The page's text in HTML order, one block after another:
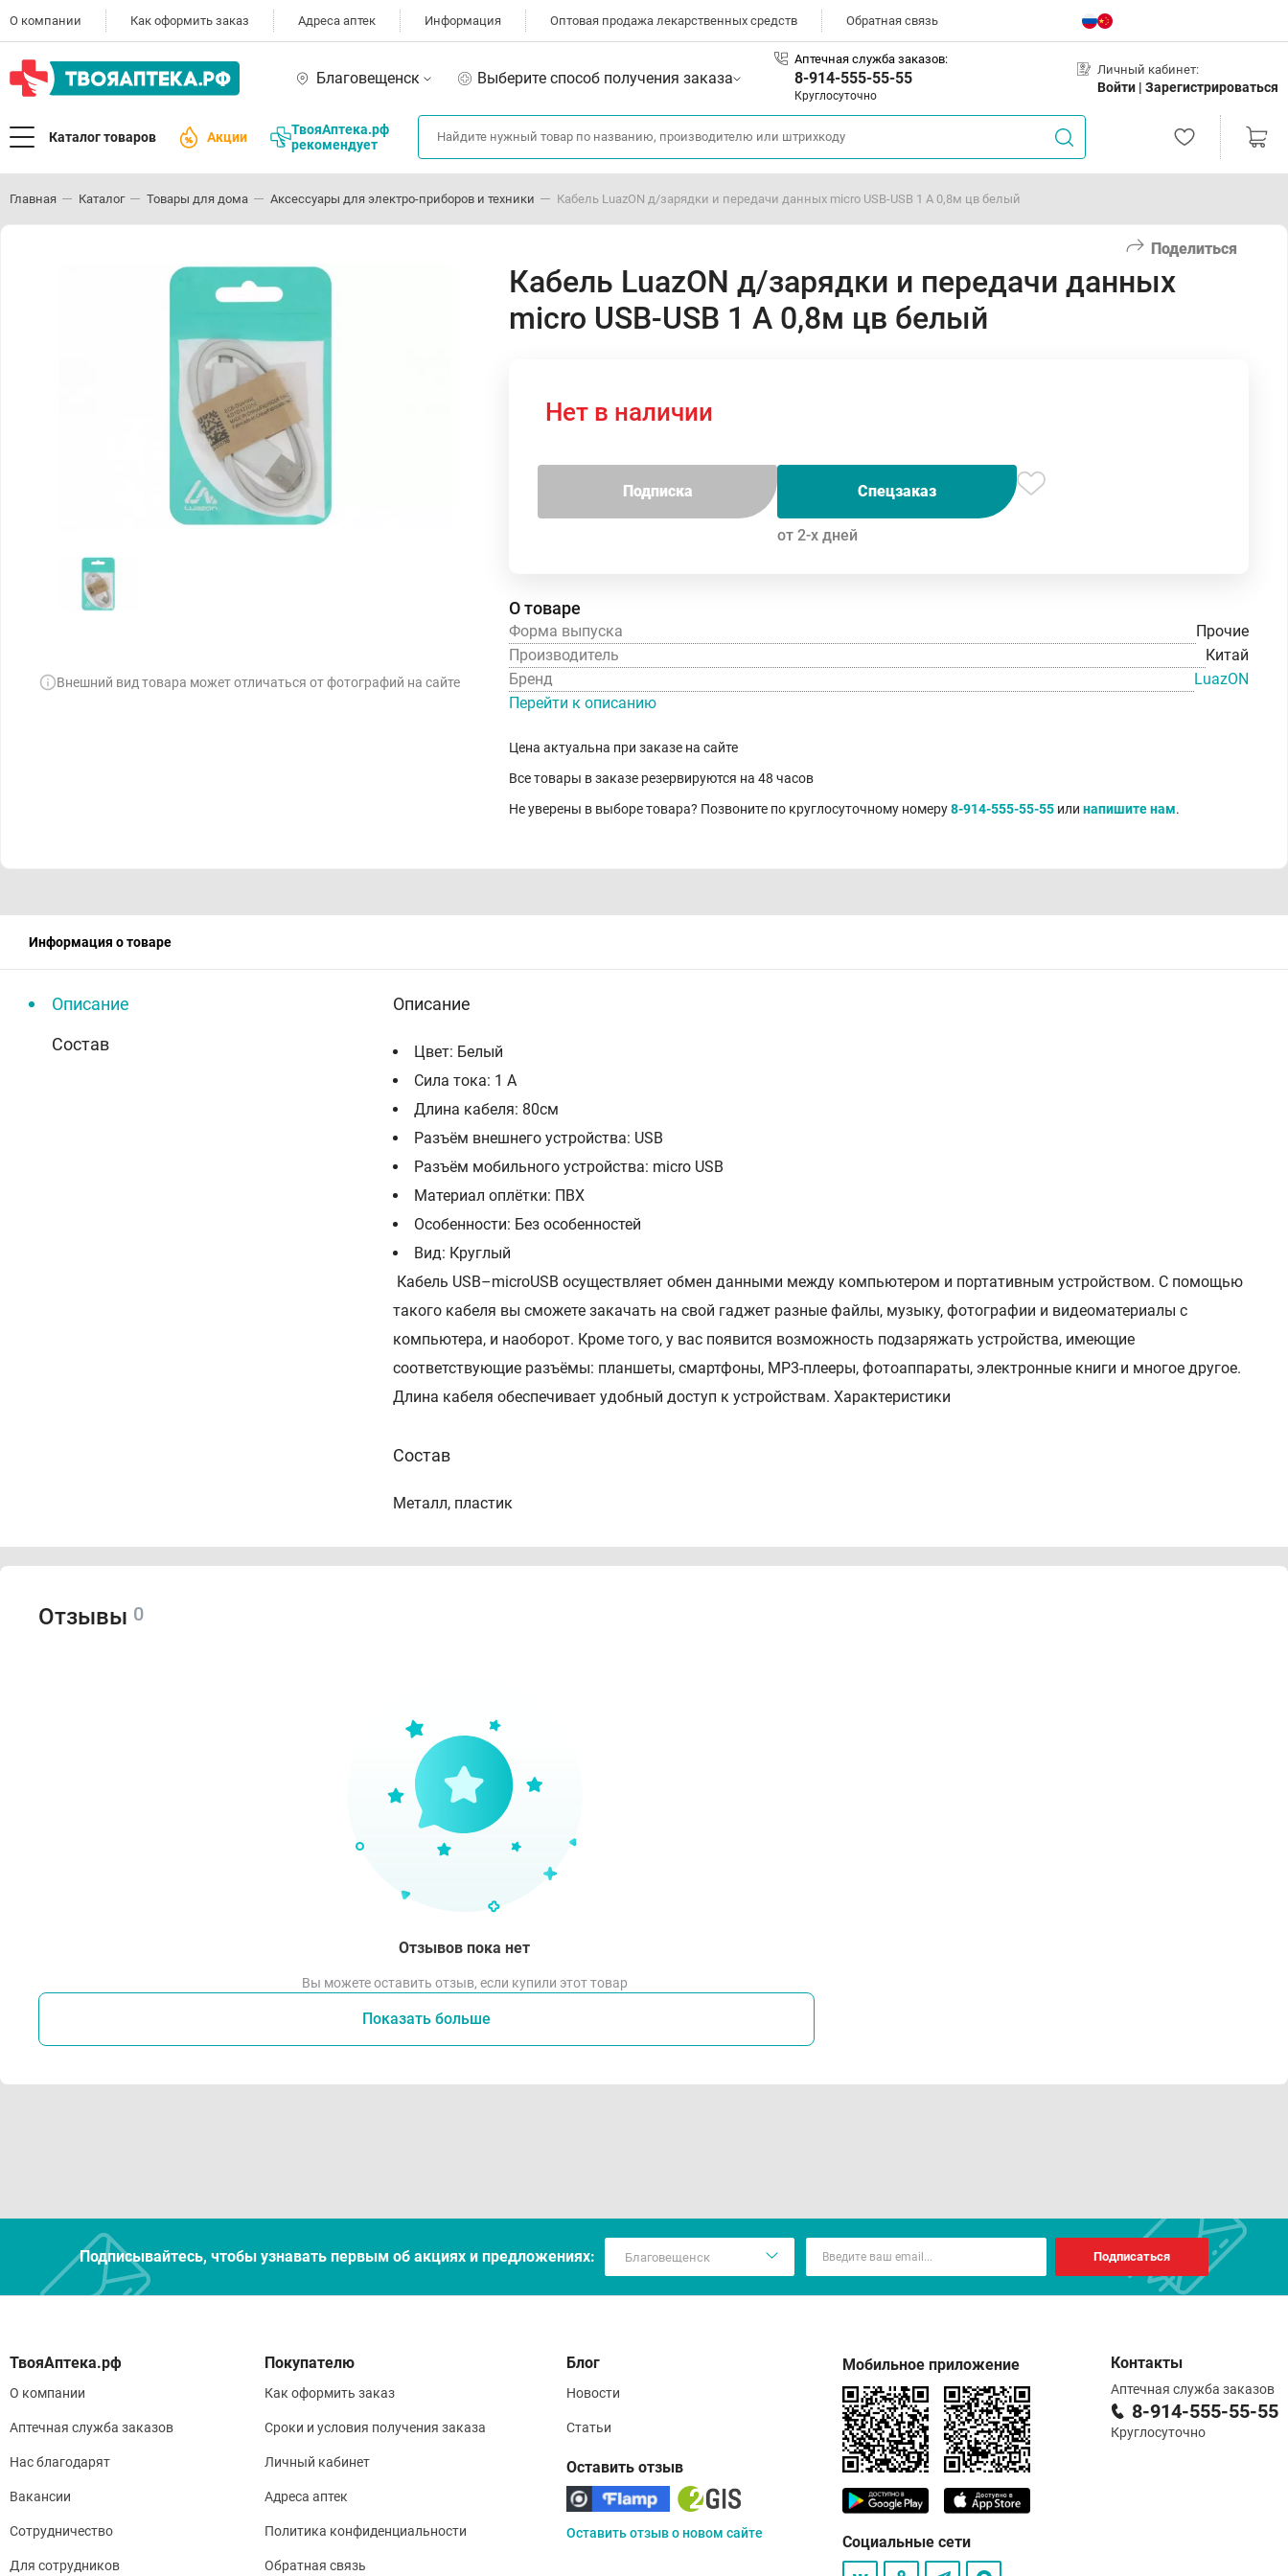
О компании Как оформить заказ Адреса аптек Информация Оптовая продажа лекарственных средств Обратная связь
Благовещенск Выберите способ получения заказа
Аптечная служба заказов:
8-914-555-55-55
Круглосуточно
Личный кабинет:
Войти | Зарегистрироваться
Каталог товаров Акции
ТвояАптека.рф
рекомендует
Главная Каталог Товары для дома Аксессуары для электро-приборов и техники Кабель LuazON д/зарядки и передачи данных micro USB-USB 1 А 0,8м цв белый
Поделиться
Внешний вид товара может отличаться от фотографий на сайте
Кабель LuazON д/зарядки и передачи данных
micro USB-USB 1 А 0,8м цв белый
Нет в наличии
Подписка Спецзаказ
от 2-х дней
О товаре
Форма выпуска
Прочие
Производитель
Китай
Бренд
LuazON
Перейти к описанию
Цена актуальна при заказе на сайте
Все товары в заказе резервируются на 48 часов
Не уверены в выборе товара? Позвоните по круглосуточному номеру8-914-555-55-55 или напишите нам.
Информация о товаре
Описание
Состав
Описание
Цвет: Белый
Сила тока: 1 А
Длина кабеля: 80см
Разъём внешнего устройства: USB
Разъём мобильного устройства: micro USB
Материал оплётки: ПВХ
Особенности: Без особенностей
Вид: Круглый
Кабель USB–microUSB осуществляет обмен данными между компьютером и портативным устройством. С помощью
такого кабеля вы сможете закачать на свой гаджет разные файлы, музыку, фотографии и видеоматериалы с
компьютера, и наоборот. Кроме того, у вас появится возможность подзаряжать устройства, имеющие
соответствующие разъёмы: планшеты, смартфоны, MP3-плееры, фотоаппараты, электронные книги и многое другое.
Длина кабеля обеспечивает удобный доступ к устройствам. Характеристики
Состав
Металл, пластик
Отзывы 0
Отзывов пока нет
Вы можете оставить отзыв, если купили этот товар
Показать больше
Подписывайтесь, чтобы узнавать первым об акцияx и предложениях: Подписаться
О компании
Аптечная служба заказов
Нас благодарят
Вакансии
Сотрудничество
Для сотрудников
Покупателю
Как оформить заказ
Сроки и условия получения заказа
Личный кабинет
Адреса аптек
Политика конфиденциальности
Обратная связь
Блог
Новости
Статьи
Оставить отзыв
Оставить отзыв о новом сайте
Мобильное приложение
Социальные сети
Контакты
Аптечная служба заказов
8-914-555-55-55
Круглосуточно